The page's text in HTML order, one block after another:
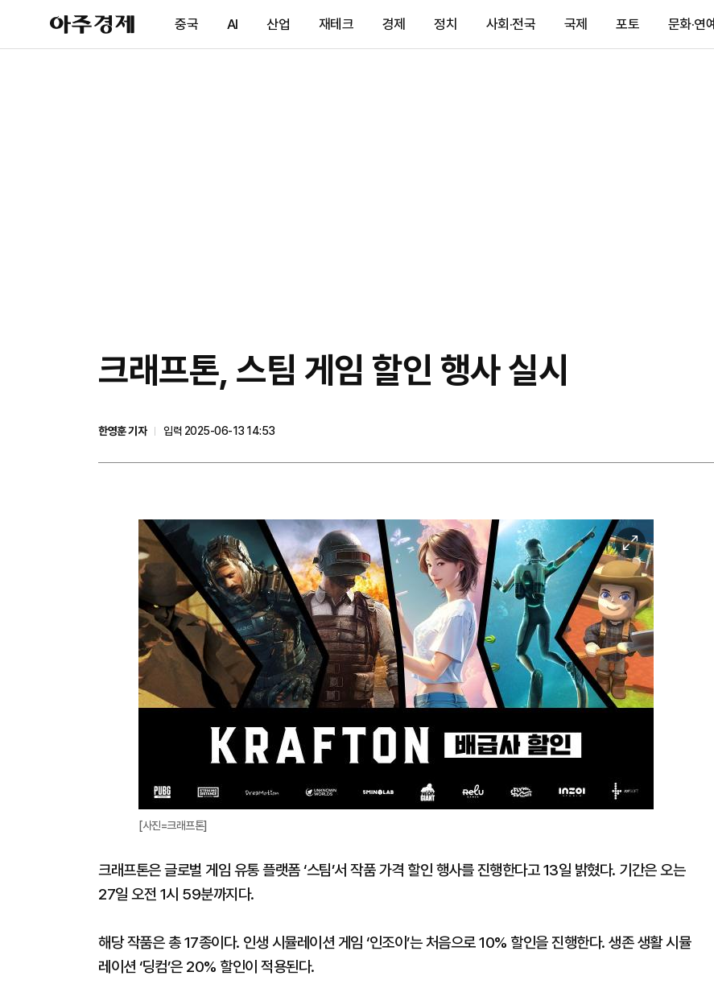
아
주
제
중국 AI 산업 재테크 경제 정치 사회·전국 국제 포토 문화·연예
크래프톤, 스팀 게임 할인 행사 실시
한영훈 기자
입력 2025-06-13 14:53
이
미
지
확
대
[사진=크래프톤]
크래프톤은 글로벌 게임 유통 플랫폼 ‘스팀’서 작품 가격 할인 행사를 진행한다고 13일 밝혔다. 기간은 오는
27일 오전 1시 59분까지다.
해당 작품은 총 17종이다. 인생 시뮬레이션 게임 ‘인조이’는 처음으로 10% 할인을 진행한다. 생존 생활 시뮬
레이션 ‘딩컴’은 20% 할인이 적용된다.